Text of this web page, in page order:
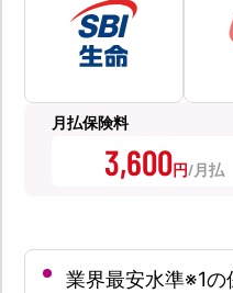
月払保険料
3,600円
業界最安水準※1の